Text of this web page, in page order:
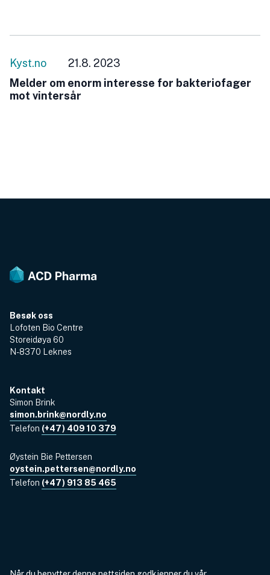
Kyst.no
21.8. 2023
Melder om enorm interesse for bakteriofager
mot vintersår
Besøk oss
Lofoten Bio Centre
Storeidøya 60
N-8370 Leknes
Kontakt
Simon Brink
simon.brink@nordly.no
Telefon (+47) 409 10 379
Øystein Bie Pettersen
oystein.pettersen@nordly.no
Telefon (+47) 913 85 465